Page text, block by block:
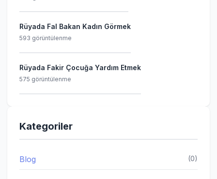
Rüyada Fal Bakan Kadın Görmek
593 görüntülenme
Rüyada Fakir Çocuğa Yardım Etmek
575 görüntülenme
Kategoriler
Blog (0)